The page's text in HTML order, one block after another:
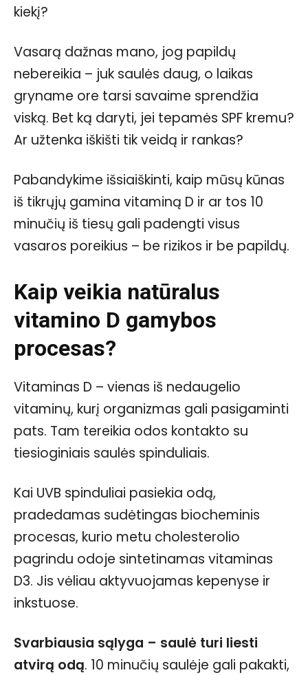
kiekį?
Vasarą dažnas mano, jog papildų
nebereikia – juk saulės daug, o laikas
gryname ore tarsi savaime sprendžia
viską. Bet ką daryti, jei tepamės SPF kremu?
Ar užtenka iškišti tik veidą ir rankas?
Pabandykime išsiaiškinti, kaip mūsų kūnas
iš tikrųjų gamina vitaminą D ir ar tos 10
minučių iš tiesų gali padengti visus
vasaros poreikius – be rizikos ir be papildų.
Kaip veikia natūralus
vitamino D gamybos
procesas?
Vitaminas D – vienas iš nedaugelio
vitaminų, kurį organizmas gali pasigaminti
pats. Tam tereikia odos kontakto su
tiesioginiais saulės spinduliais.
Kai UVB spinduliai pasiekia odą,
pradedamas sudėtingas biocheminis
procesas, kurio metu cholesterolio
pagrindu odoje sintetinamas vitaminas
D3. Jis vėliau aktyvuojamas kepenyse ir
inkstuose.
Svarbiausia sąlyga – saulė turi liesti
atvirą odą. 10 minučių saulėje gali pakakti,